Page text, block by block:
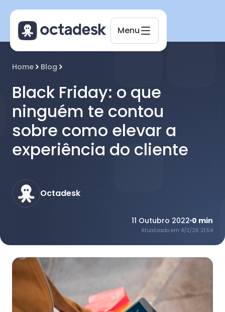
Menu
Home Blog
Black Friday: o que
ninguém te contou
sobre como elevar a
experiência do cliente
Octadesk
11 Outubro 2022 0 min
Atualizado em 4/3/26 21:54
Octadesk